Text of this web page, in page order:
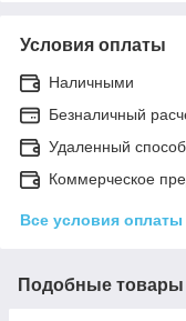
Условия оплаты
Наличными
Безналичный
Удаленный
Коммерческое
Все условия оплаты
Подобные товары